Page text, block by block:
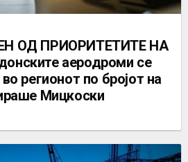
ОД ПРИОРИТЕТИТЕ НА
аеродроми се
регионот по бројот на
Мицкоски